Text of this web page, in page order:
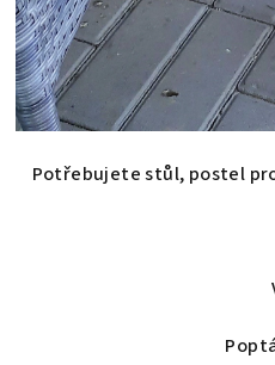
Potřebujete stůl, postel